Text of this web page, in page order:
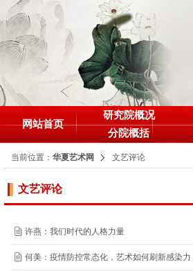
网站首页
研究院概况
分院概括
当前位置： 华夏艺术网 文艺评论
文艺评论
许燕：我们时代的人格力量
何美：疫情防控常态化，艺术如何刷新感染力